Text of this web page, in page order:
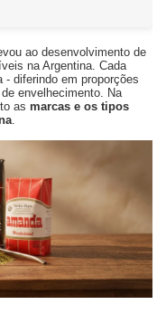
ao desenvolvimento de
na Argentina. Cada
- diferindo em proporções
envelhecimento. Na
as marcas e os tipos